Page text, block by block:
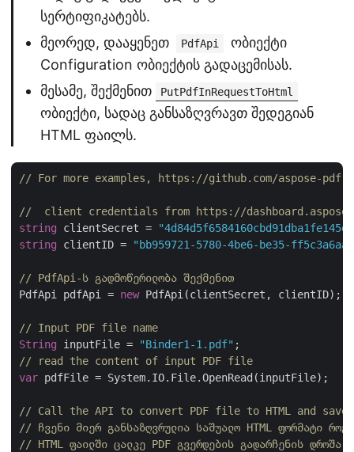
სერტიფიკატებს.
მეორედ, დააყენეთ
PdfApi
ობიექტი
Configuration ობიექტის გადაცემისას.
მესამე, შექმენით
PutPdfInRequestToHtml
ობიექტი, სადაც განსაზღვრავთ შედეგიან
HTML ფაილს.
// For more examples, https://github.com/aspose-pdf-
//  client credentials from https://
string clientSecret =
string clientID = "bb959721-5780-4be6-be35-
// PdfApi-ს გადმოწერილობა შექმენით
PdfApi pdfApi = new PdfApi(clientSecret, clientID);
// Input PDF file name
String inputFile = "Binder1-1.pdf"
// read the content of input PDF file
var pdfFile = System.IO.File.OpenRead(inputFile);
// Call the API to convert PDF file to HTML and
// ჩვენი მიერ განსაზღვრულია საშუალო HTML ფორმატი
// HTML ფაილში ცალკე PDF გვერდების გადარჩენის დროშა